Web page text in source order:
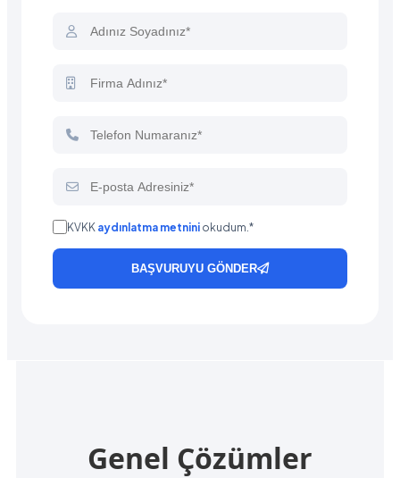
KVKK aydınlatma metnini okudum.*
BAŞVURUYU GÖNDER
Genel Çözümler